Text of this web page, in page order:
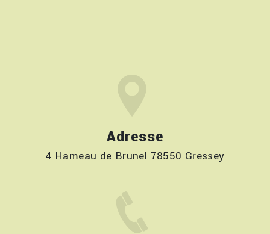
Adresse
4 Hameau de Brunel 78550 Gressey